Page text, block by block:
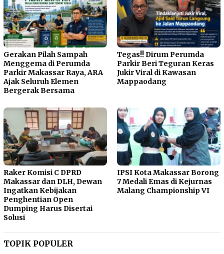
Gerakan Pilah Sampah
Menggema di Perumda
Parkir Makassar Raya, ARA
Ajak Seluruh Elemen
Bergerak Bersama
Tegas!! Dirum Perumda
Parkir Beri Teguran Keras
Jukir Viral di Kawasan
Mappaodang
Raker Komisi C DPRD
Makassar dan DLH, Dewan
Ingatkan Kebijakan
Penghentian Open
Dumping Harus Disertai
Solusi
IPSI Kota Makassar Borong
7 Medali Emas di Kejurnas
Malang Championship VI
TOPIK POPULER